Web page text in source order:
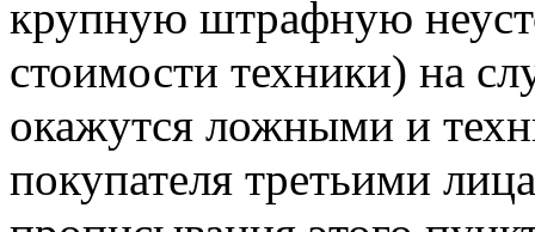
крупную штрафную
стоимости техники) на
окажутся ложными и
покупателя третьими